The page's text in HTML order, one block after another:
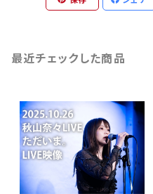
最近チェックした商品